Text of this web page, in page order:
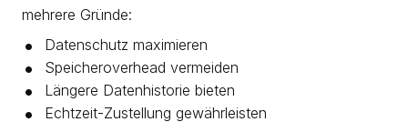
mehrere Gründe:
Datenschutz maximieren
Speicheroverhead vermeiden
Längere Datenhistorie bieten
Echtzeit-Zustellung gewährleisten